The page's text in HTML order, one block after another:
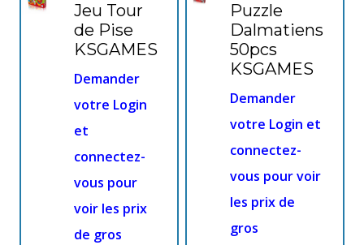
Jeu Tour
de Pise
KSGAMES
Demander
votre Login
et
connectez-
vous pour
voir les prix
de gros
Puzzle
Dalmatiens
50pcs
KSGAMES
Demander
votre Login et
connectez-
vous pour voir
les prix de
gros